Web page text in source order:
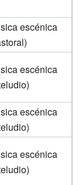
escénica
escénica
escénica
escénica